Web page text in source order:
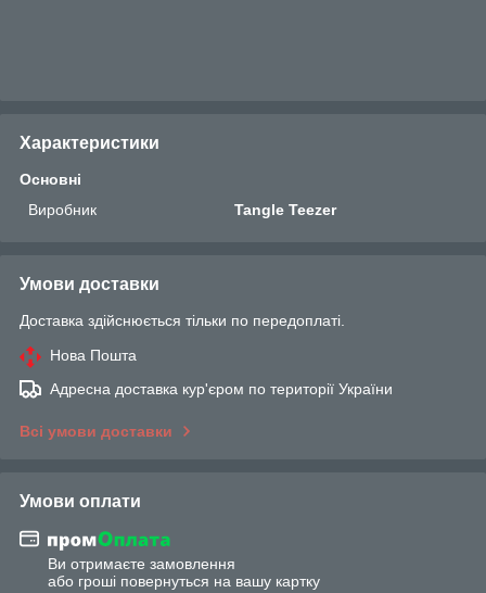
Характеристики
Основні
Виробник
Tangle Teezer
Умови доставки
Доставка здійснюється тільки по передоплаті.
Нова Пошта
Адресна доставка кур'єром по території України
Всі умови доставки
Умови оплати
Ви отримаєте замовлення
або гроші повернуться на вашу картку